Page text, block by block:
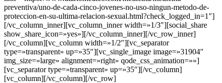
preventiva/uno-de-cada-cinco-jovenes-no-uso-ningun-metodo-de-
proteccion-en-su-ultima-relacion-sexual.html?check_logged_in=1″]
[/vc_column_inner][vc_column_inner width=»1/3″][social_share
show_share_icon=»yes»][/vc_column_inner][/vc_row_inner]
[/vc_column][vc_column width=»1/2″][vc_separator
type=»transparent» up=»35″][vc_single_image image=»31904″
img_size=»large» alignment=»right» qode_css_animation=»»]
[vc_separator type=»transparent» up=»35″][/vc_column]
[vc_column][/vc_column][/vc_row]